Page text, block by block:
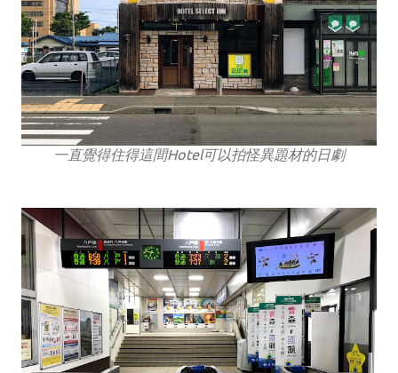
一直覺得住得這間Hotel可以拍怪異題材的日劇